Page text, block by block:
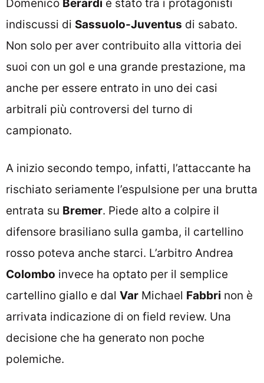
Domenico Berardi è stato tra i protagonisti
indiscussi di Sassuolo-Juventus di sabato.
Non solo per aver contribuito alla vittoria dei
suoi con un gol e una grande prestazione, ma
anche per essere entrato in uno dei casi
arbitrali più controversi del turno di
campionato.
A inizio secondo tempo, infatti, l’attaccante ha
rischiato seriamente l’espulsione per una brutta
entrata su Bremer. Piede alto a colpire il
difensore brasiliano sulla gamba, il cartellino
rosso poteva anche starci. L’arbitro Andrea
Colombo invece ha optato per il semplice
cartellino giallo e dal Var Michael Fabbri non è
arrivata indicazione di on field review. Una
decisione che ha generato non poche
polemiche.